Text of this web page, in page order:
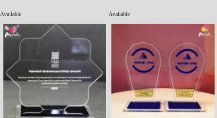
Available Available